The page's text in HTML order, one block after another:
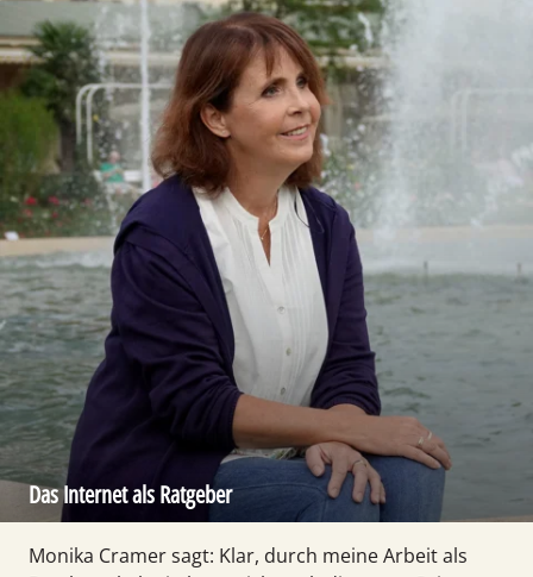
Das Internet als Ratgeber
Monika Cramer sagt: Klar, durch meine Arbeit als